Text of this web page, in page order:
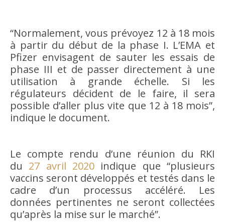
“Normalement, vous prévoyez 12 à 18 mois
à partir du début de la phase I. L’EMA et
Pfizer envisagent de sauter les essais de
phase III et de passer directement à une
utilisation à grande échelle. Si les
régulateurs décident de le faire, il sera
possible d’aller plus vite que 12 à 18 mois”,
indique le document.
Le compte rendu d’une réunion du RKI
du 27 avril 2020 indique que “plusieurs
vaccins seront développés et testés dans le
cadre d’un processus accéléré. Les
données pertinentes ne seront collectées
qu’après la mise sur le marché”.